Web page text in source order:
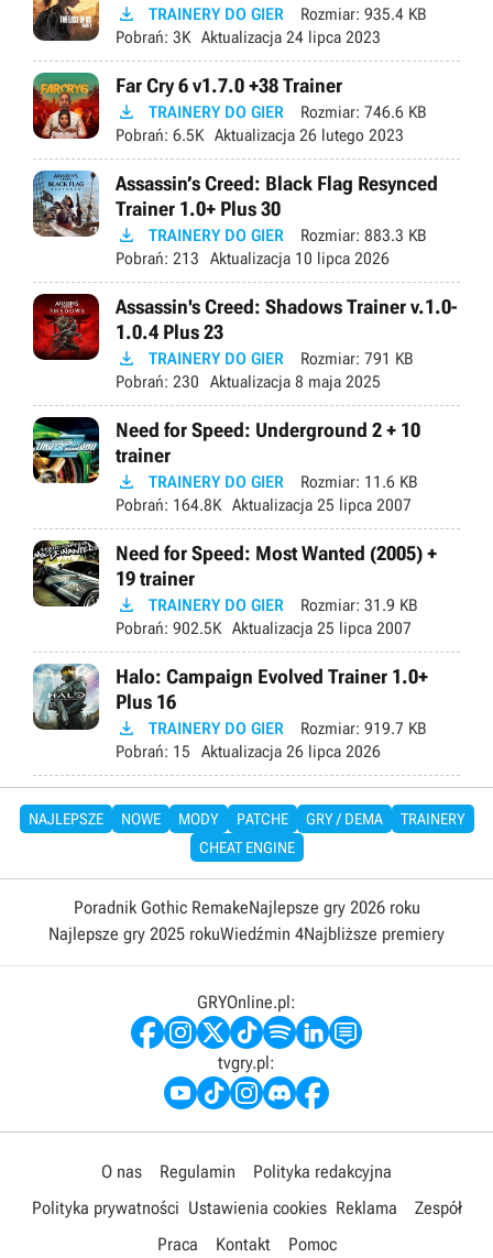
 TRAINERY DO GIER Rozmiar: 935.4 KB
Pobrań: 3K Aktualizacja 24 lipca 2023
Far Cry 6 v1.7.0 +38 Trainer
 TRAINERY DO GIER Rozmiar: 746.6 KB
Pobrań: 6.5K Aktualizacja 26 lutego 2023
Assassin’s Creed: Black Flag Resynced
Trainer 1.0+ Plus 30
 TRAINERY DO GIER Rozmiar: 883.3 KB
Pobrań: 213 Aktualizacja 10 lipca 2026
Assassin's Creed: Shadows Trainer v.1.0-
1.0.4 Plus 23
 TRAINERY DO GIER Rozmiar: 791 KB
Pobrań: 230 Aktualizacja 8 maja 2025
Need for Speed: Underground 2 + 10
trainer
 TRAINERY DO GIER Rozmiar: 11.6 KB
Pobrań: 164.8K Aktualizacja 25 lipca 2007
Need for Speed: Most Wanted (2005) +
19 trainer
 TRAINERY DO GIER Rozmiar: 31.9 KB
Pobrań: 902.5K Aktualizacja 25 lipca 2007
Halo: Campaign Evolved Trainer 1.0+
Plus 16
 TRAINERY DO GIER Rozmiar: 919.7 KB
Pobrań: 15 Aktualizacja 26 lipca 2026
NAJLEPSZE NOWE MODY PATCHE GRY / DEMA
TRAINERY
CHEAT ENGINE
Poradnik Gothic RemakeNajlepsze gry 2026 roku
Najlepsze gry 2025 rokuWiedźmin 4Najbliższe premiery
GRYOnline.pl:
tvgry.pl:
O nas Regulamin
Polityka redakcyjna
Polityka prywatności Ustawienia cookies Reklama
Zespół
Praca
Kontakt Pomoc